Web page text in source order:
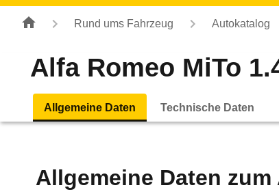
Rund ums Fahrzeug Autokatalog
Alfa Romeo MiTo
Allgemeine Daten Technische Daten
Allgemeine Daten zum